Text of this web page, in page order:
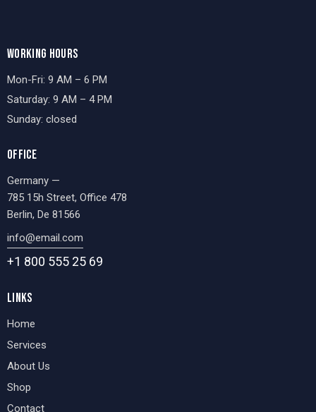
WORKING HOURS
Mon-Fri: 9 AM – 6 PM
Saturday: 9 AM – 4 PM
Sunday: closed
OFFICE
Germany —
785 15h Street, Office 478
Berlin, De 81566
info@email.com
+1 800 555 25 69
LINKS
Home
Services
About Us
Shop
Contact